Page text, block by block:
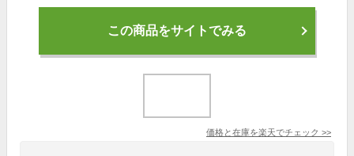
この商品をサイトでみる
価格と在庫を楽天でチェック >>